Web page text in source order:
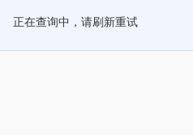
正在查询中，请刷新重试